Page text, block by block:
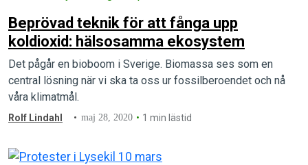
Beprövad teknik för att fånga upp
koldioxid: hälsosamma ekosystem
Det pågår en bioboom i Sverige. Biomassa ses som en
central lösning när vi ska ta oss ur fossilberoendet och nå
våra klimatmål.
Rolf Lindahl maj 28, 2020 1 min lästid